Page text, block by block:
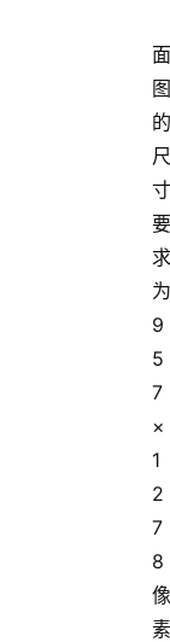
面
图
的
尺
寸
要
求
为
9
5
7
×
1
2
7
8
像
素